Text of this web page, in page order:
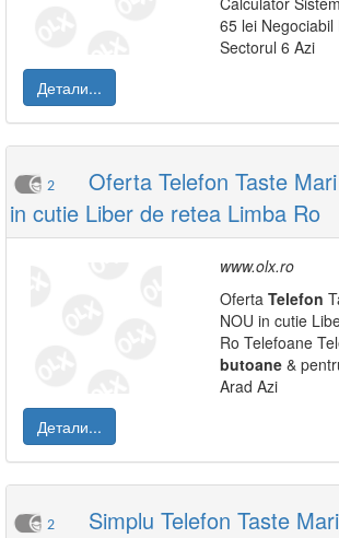
65 lei Negociabil
Sectorul 6 Azi
Детали...
2
Oferta Telefon Taste
in cutie Liber de retea Limba Ro
www.olx.ro
Oferta Telefon
NOU in cutie
Ro Telefoane
butoane &
Arad Azi
Детали...
2
Simplu Telefon Taste